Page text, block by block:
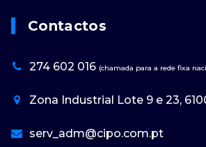
Contactos
274 602 016 (chamada para a rede fixa
Zona Industrial Lote 9 e 23,
serv_adm@cipo.com.pt